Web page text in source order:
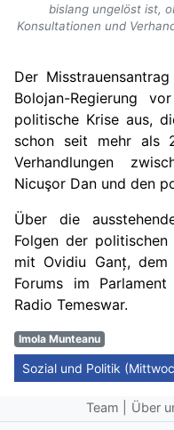
bislang ungelöst ist,
Konsultationen und
Der
Bolojan-Regierung vo
politische Krise aus,
schon seit mehr als
Verhandlungen
Nicuşor Dan und den
Über die a
Folgen der
mit Ovidiu Ganț,dem
Forums im
Radio Temeswar.
Imola Munteanu
Sozial und Politik
Team Über